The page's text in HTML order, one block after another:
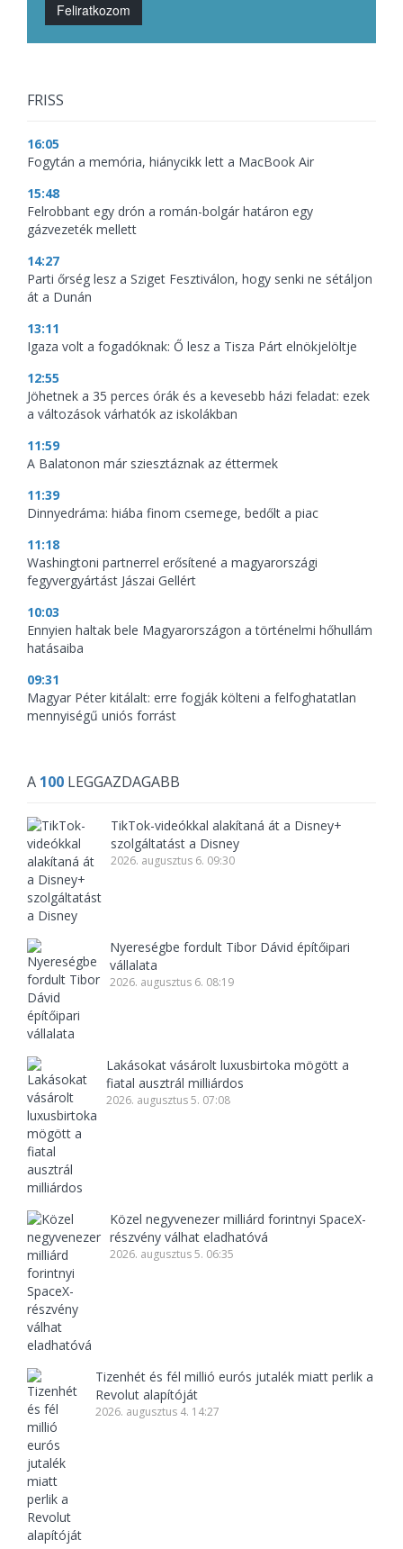
Feliratkozom
FRISS
16:05
Fogytán a memória, hiánycikk lett a MacBook Air
15:48
Felrobbant egy drón a román-bolgár határon egy
gázvezeték mellett
14:27
Parti őrség lesz a Sziget Fesztiválon, hogy senki ne sétáljon
át a Dunán
13:11
Igaza volt a fogadóknak: Ő lesz a Tisza Párt elnökjelöltje
12:55
Jöhetnek a 35 perces órák és a kevesebb házi feladat: ezek
a változások várhatók az iskolákban
11:59
A Balatonon már sziesztáznak az éttermek
11:39
Dinnyedráma: hiába finom csemege, bedőlt a piac
11:18
Washingtoni partnerrel erősítené a magyarországi
fegyvergyártást Jászai Gellért
10:03
Ennyien haltak bele Magyarországon a történelmi hőhullám
hatásaiba
09:31
Magyar Péter kitálalt: erre fogják költeni a felfoghatatlan
mennyiségű uniós forrást
A 100 LEGGAZDAGABB
TikTok-videókkal alakítaná át a Disney+
szolgáltatást a Disney
2026. augusztus 6. 09:30
Nyereségbe fordult Tibor Dávid építőipari
vállalata
2026. augusztus 6. 08:19
Lakásokat vásárolt luxusbirtoka mögött a
fiatal ausztrál milliárdos
2026. augusztus 5. 07:08
Közel negyvenezer milliárd forintnyi SpaceX-
részvény válhat eladhatóvá
2026. augusztus 5. 06:35
Tizenhét és fél millió eurós jutalék miatt perlik a
Revolut alapítóját
2026. augusztus 4. 14:27